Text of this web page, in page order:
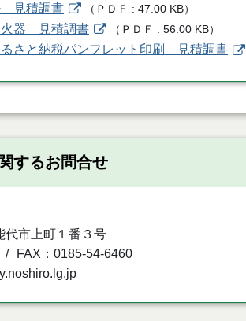
見積調書 （ ＰＤＦ 47.00 KB）
器 見積調書 （ ＰＤＦ 56.00 KB）
さと納税パンフレット印刷 見積調書
するお問合せ
代市上町１番３号
FAX：0185-54-6460